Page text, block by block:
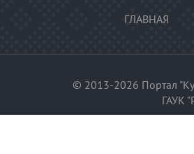
ГЛАВНАЯ
© 2013-2026 Портал
ГАУК